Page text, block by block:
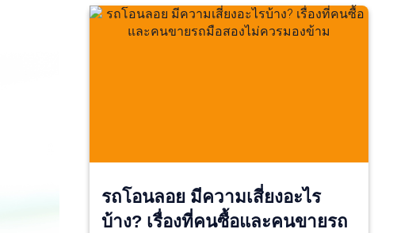
รถโอนลอย มีความเสี่ยงอะไร
บ้าง? เรื่องที่คนซื้อและคนขายรถ